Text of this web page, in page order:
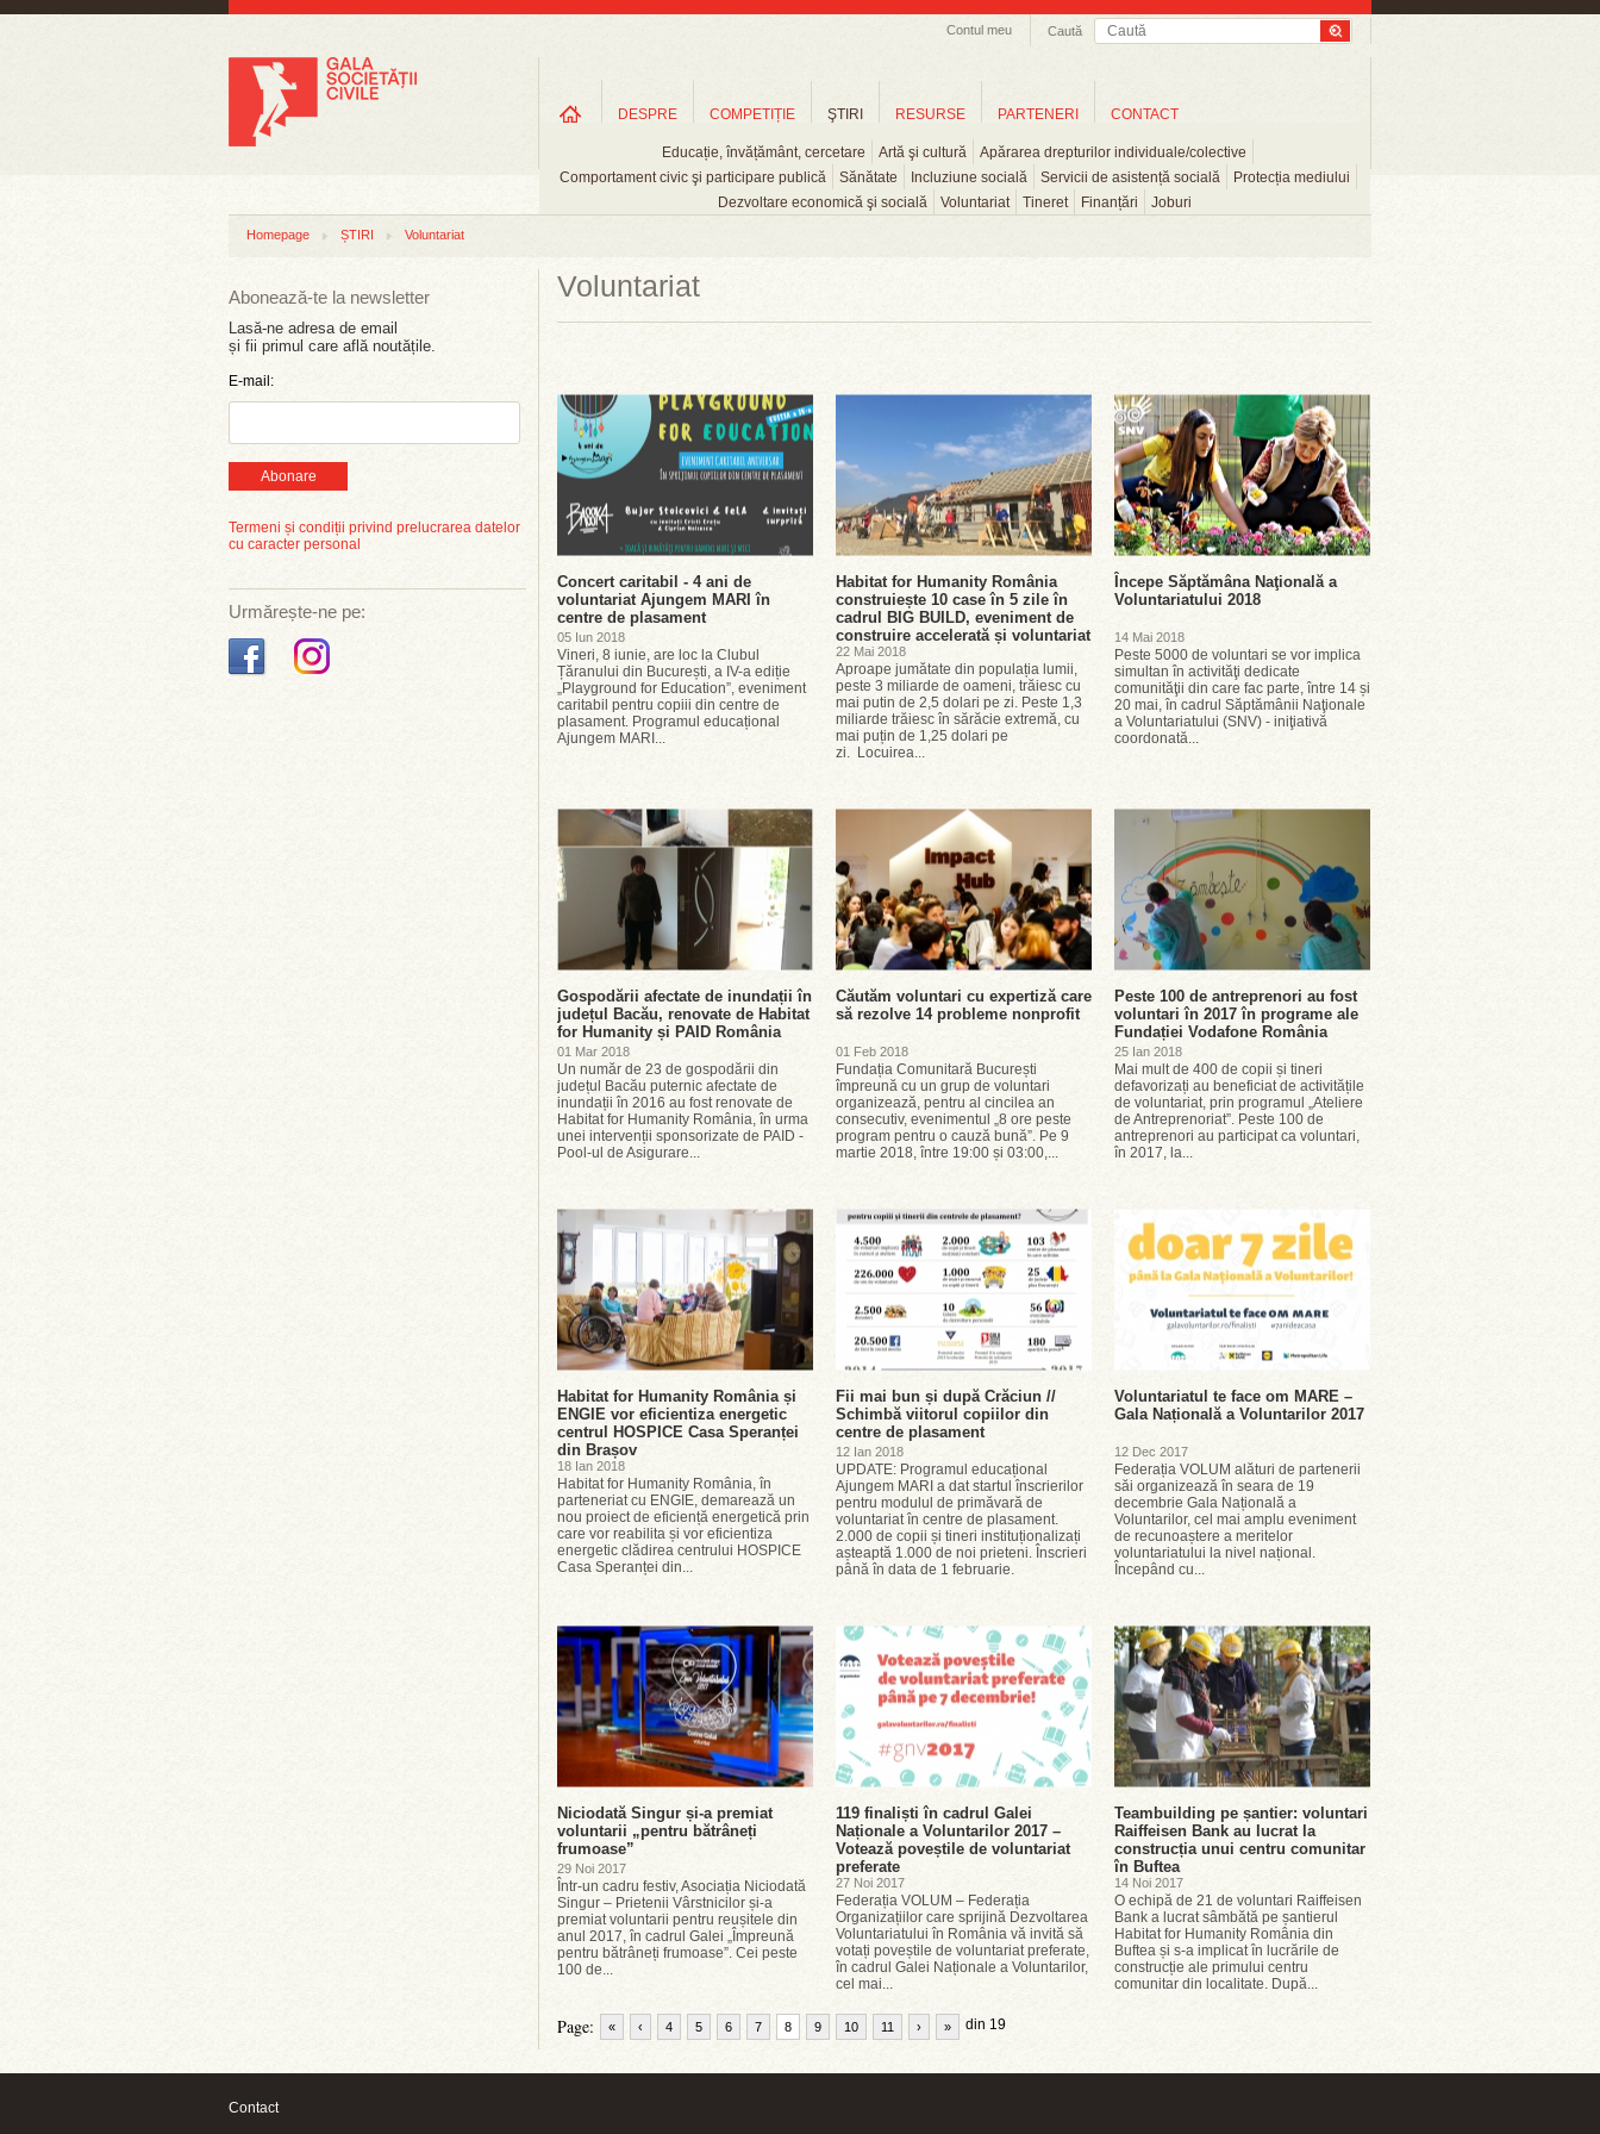
Caută
Contul meu
DESPRE COMPETIȚIE ŞTIRI
Educație, învățământ, cercetare Artă şi cultură
Apărarea drepturilor individuale/colective
Comportament civic şi participare publică
Sănătate Incluziune socială Servicii de asistență socială
Protecția mediului
Dezvoltare economică şi socială
Voluntariat Tineret Finanțări Joburi
RESURSE PARTENERI CONTACT
Homepage ȘTIRI Voluntariat
Abonează-te la newsletter
Lasă-ne adresa de email
și fii primul care află noutățile.
E-mail:
Abonare
Termeni și condiții privind prelucrarea datelor
cu caracter personal
Urmărește-ne pe:
Voluntariat
Concert caritabil - 4 ani de
voluntariat Ajungem MARI în
centre de plasament
05 Iun 2018
Vineri, 8 iunie, are loc la Clubul
Țăranului din București, a IV-a ediție
„Playground for Education”, eveniment
caritabil pentru copiii din centre de
plasament. Programul educațional
Ajungem MARI...
Habitat for Humanity România
construiește 10 case în 5 zile în
cadrul BIG BUILD, eveniment de
construire accelerată și voluntariat
22 Mai 2018
Aproape jumătate din populația lumii,
peste 3 miliarde de oameni, trăiesc cu
mai putin de 2,5 dolari pe zi. Peste 1,3
miliarde trăiesc în sărăcie extremă, cu
mai puțin de 1,25 dolari pe
zi. Locuirea...
Începe Săptămâna Naţională a
Voluntariatului 2018
14 Mai 2018
Peste 5000 de voluntari se vor implica
simultan în activităţi dedicate
comunităţii din care fac parte, între 14 și
20 mai, în cadrul Săptămânii Naţionale
a Voluntariatului (SNV) - iniţiativă
coordonată...
Gospodării afectate de inundații în
județul Bacău, renovate de Habitat
for Humanity și PAID România
01 Mar 2018
Un număr de 23 de gospodării din
județul Bacău puternic afectate de
inundații în 2016 au fost renovate de
Habitat for Humanity România, în urma
unei intervenții sponsorizate de PAID -
Pool-ul de Asigurare...
Căutăm voluntari cu expertiză care
să rezolve 14 probleme nonprofit
01 Feb 2018
Fundația Comunitară București
împreună cu un grup de voluntari
organizează, pentru al cincilea an
consecutiv, evenimentul „8 ore peste
program pentru o cauză bună”. Pe 9
martie 2018, între 19:00 și 03:00,...
Peste 100 de antreprenori au fost
voluntari în 2017 în programe ale
Fundației Vodafone România
25 Ian 2018
Mai mult de 400 de copii și tineri
defavorizați au beneficiat de activitățile
de voluntariat, prin programul „Ateliere
de Antreprenoriat”. Peste 100 de
antreprenori au participat ca voluntari,
în 2017, la...
Habitat for Humanity România și
ENGIE vor eficientiza energetic
centrul HOSPICE Casa Speranței
din Brașov
18 Ian 2018
Habitat for Humanity România, în
parteneriat cu ENGIE, demarează un
nou proiect de eficiență energetică prin
care vor reabilita și vor eficientiza
energetic clădirea centrului HOSPICE
Casa Speranței din...
Fii mai bun și după Crăciun //
Schimbă viitorul copiilor din
centre de plasament
12 Ian 2018
UPDATE: Programul educațional
Ajungem MARI a dat startul înscrierilor
pentru modulul de primăvară de
voluntariat în centre de plasament.
2.000 de copii și tineri instituționalizați
așteaptă 1.000 de noi prieteni. Înscrieri
până în data de 1 februarie.
Voluntariatul te face om MARE –
Gala Națională a Voluntarilor 2017
12 Dec 2017
Federația VOLUM alături de partenerii
săi organizează în seara de 19
decembrie Gala Națională a
Voluntarilor, cel mai amplu eveniment
de recunoaștere a meritelor
voluntariatului la nivel național.
Începând cu...
Niciodată Singur și-a premiat
voluntarii „pentru bătrâneți
frumoase”
29 Noi 2017
Într-un cadru festiv, Asociația Niciodată
Singur – Prietenii Vârstnicilor și-a
premiat voluntarii pentru reușitele din
anul 2017, în cadrul Galei „Împreună
pentru bătrâneți frumoase”. Cei peste
100 de...
119 finaliști în cadrul Galei
Naționale a Voluntarilor 2017 –
Votează poveștile de voluntariat
preferate
27 Noi 2017
Federația VOLUM – Federația
Organizațiilor care sprijină Dezvoltarea
Voluntariatului în România vă invită să
votați poveștile de voluntariat preferate,
în cadrul Galei Naționale a Voluntarilor,
cel mai...
Teambuilding pe șantier: voluntari
Raiffeisen Bank au lucrat la
construcția unui centru comunitar
în Buftea
14 Noi 2017
O echipă de 21 de voluntari Raiffeisen
Bank a lucrat sâmbătă pe șantierul
Habitat for Humanity România din
Buftea și s-a implicat în lucrările de
construcție ale primului centru
comunitar din localitate. După...
Page: « ‹ 4 5 6 7 8 9 10 11 din 19
› »
Contact